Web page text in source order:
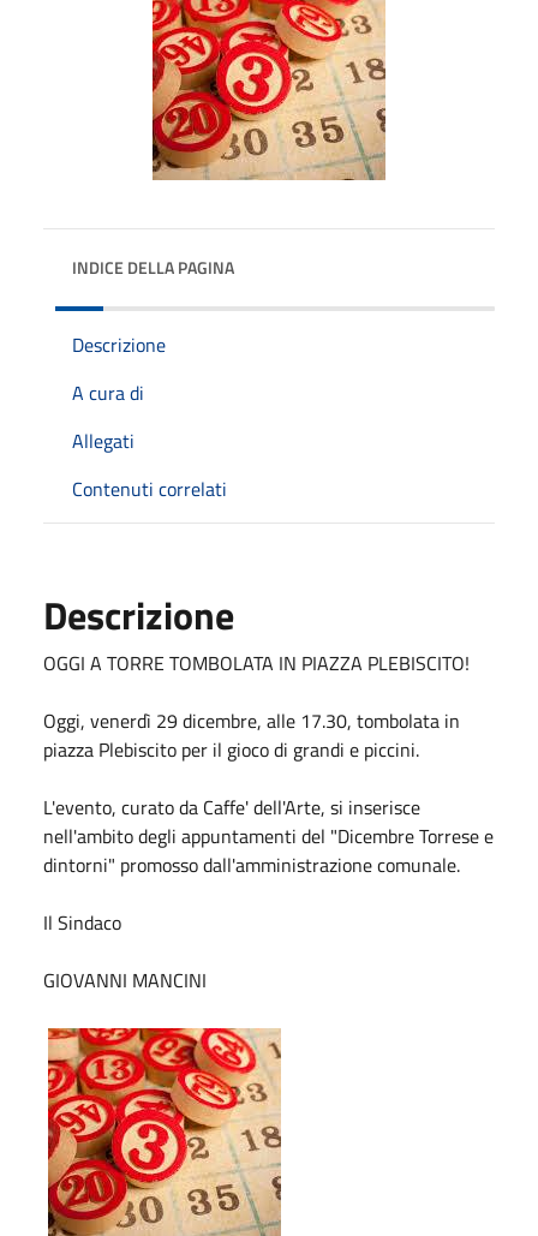
INDICE DELLA PAGINA
Descrizione
A cura di
Allegati
Contenuti correlati
Descrizione
OGGI A TORRE TOMBOLATA IN PIAZZA PLEBISCITO!
Oggi, venerdì 29 dicembre, alle 17.30, tombolata in
piazza Plebiscito per il gioco di grandi e piccini.
L'evento, curato da Caffe' dell'Arte, si inserisce
nell'ambito degli appuntamenti del "Dicembre Torrese e
dintorni" promosso dall'amministrazione comunale.
Il Sindaco
GIOVANNI MANCINI